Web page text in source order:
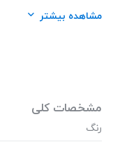
مناسب برای گوشی:
مشاهده بیشتر
مشخصات کلی
رنگ